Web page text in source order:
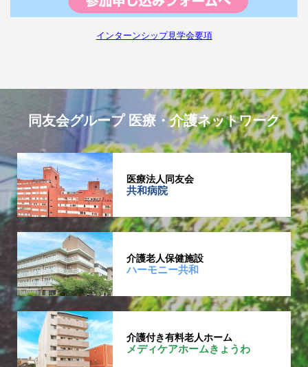
インターンシップ見学会要項
同友会グループ 医療・介護ネットワーク
医療法人同友会
共和病院
介護老人保健施設
ハーモニー共和
介護付き有料老人ホーム
メディケアホームきょうわ